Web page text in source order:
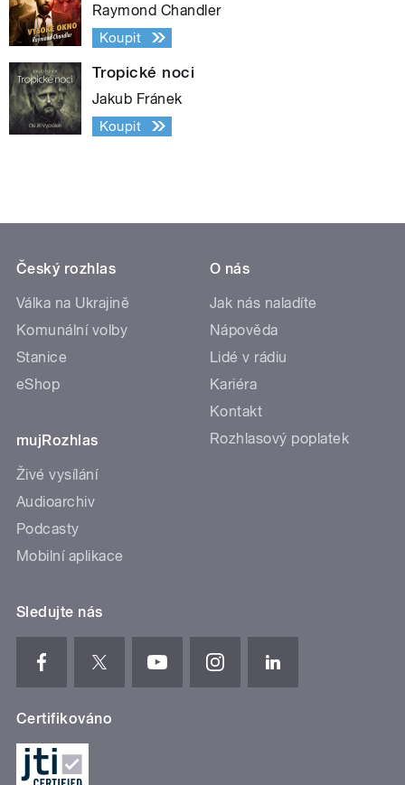
Raymond Chandler
Koupit
Tropické noci
Jakub Fránek
Koupit
Český rozhlas
Válka na Ukrajině
Komunální volby
Stanice
eShop
mujRozhlas
Živé vysílání
Audioarchiv
Podcasty
Mobilní aplikace
O nás
Jak nás naladíte
Nápověda
Lidé v rádiu
Kariéra
Kontakt
Rozhlasový poplatek
Sledujte nás
Certifikováno